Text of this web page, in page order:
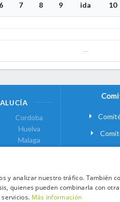
6 7 8 9 ida 10
--
Cordoba
Huelva
Malaga
DE MADRID
y analizar nuestro tráfico. También
quienes pueden combinarla con
Más información